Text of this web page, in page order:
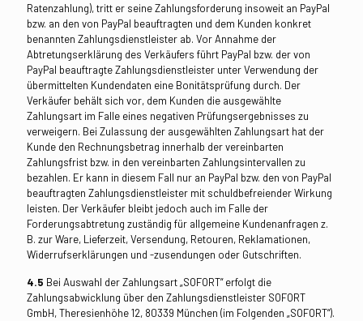
Ratenzahlung), tritt er seine Zahlungsforderung insoweit an PayPal
bzw. an den von PayPal beauftragten und dem Kunden konkret
benannten Zahlungsdienstleister ab. Vor Annahme der
Abtretungserklärung des Verkäufers führt PayPal bzw. der von
PayPal beauftragte Zahlungsdienstleister unter Verwendung der
übermittelten Kundendaten eine Bonitätsprüfung durch. Der
Verkäufer behält sich vor, dem Kunden die ausgewählte
Zahlungsart im Falle eines negativen Prüfungsergebnisses zu
verweigern. Bei Zulassung der ausgewählten Zahlungsart hat der
Kunde den Rechnungsbetrag innerhalb der vereinbarten
Zahlungsfrist bzw. in den vereinbarten Zahlungsintervallen zu
bezahlen. Er kann in diesem Fall nur an PayPal bzw. den von PayPal
beauftragten Zahlungsdienstleister mit schuldbefreiender Wirkung
leisten. Der Verkäufer bleibt jedoch auch im Falle der
Forderungsabtretung zuständig für allgemeine Kundenanfragen z.
B. zur Ware, Lieferzeit, Versendung, Retouren, Reklamationen,
Widerrufserklärungen und -zusendungen oder Gutschriften.
4.5 Bei Auswahl der Zahlungsart „SOFORT“ erfolgt die
Zahlungsabwicklung über den Zahlungsdienstleister SOFORT
GmbH, Theresienhöhe 12, 80339 München (im Folgenden „SOFORT“).